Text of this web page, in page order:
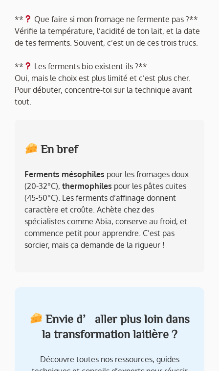
**
Que faire si mon fromage ne fermente pas ?**
Vérifie la température, l’acidité de ton lait, et la date
de tes ferments. Souvent, c’est un de ces trois trucs.
**
Les ferments bio existent-ils ?**
Oui, mais le choix est plus limité et c’est plus cher.
Pour débuter, concentre-toi sur la technique avant
tout.
En bref
Ferments mésophiles pour les fromages doux
(20-32°C), thermophiles pour les pâtes cuites
(45-50°C). Les ferments d’affinage donnent
caractère et croûte. Achète chez des
spécialistes comme Abia, conserve au froid, et
commence petit pour apprendre. C’est pas
sorcier, mais ça demande de la rigueur !
Envie d’aller plus loin dans
la transformation laitière ?
Découvre toutes nos ressources, guides